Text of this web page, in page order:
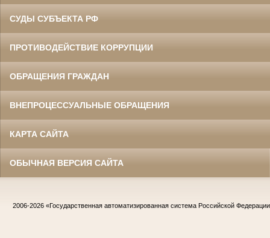
СУДЫ СУБЪЕКТА РФ
ПРОТИВОДЕЙСТВИЕ КОРРУПЦИИ
ОБРАЩЕНИЯ ГРАЖДАН
ВНЕПРОЦЕССУАЛЬНЫЕ ОБРАЩЕНИЯ
КАРТА САЙТА
ОБЫЧНАЯ ВЕРСИЯ САЙТА
2006-2026 «Государственная автоматизированная система Российской